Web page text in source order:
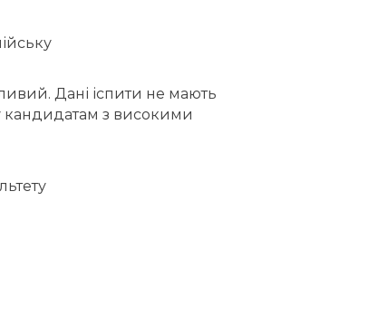
Дані іспити не мають
кандидатам з високими